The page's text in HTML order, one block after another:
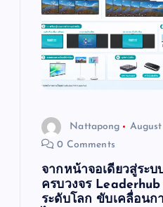
Nattapong
0 Comments
จากหน้าจอเดียวสู่ระ
ครบวงจร
ระดับโลก ขับเคลื่อนก